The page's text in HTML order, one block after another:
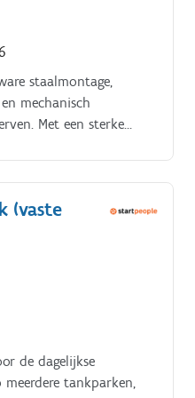
staalmontage,
mechanisch
Met een sterke
(vaste
de dagelijkse
tankparken,